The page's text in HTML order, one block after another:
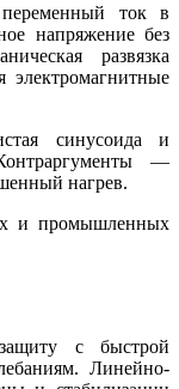
ток в
напряжение без
развязка
синусоида и
—
нагрев.
и промышленных
с быстрой
Линейно-